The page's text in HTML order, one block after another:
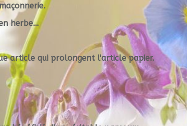
herbe…
article qui prolongent l'article papier.